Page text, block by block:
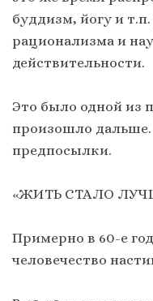
буддизм, йогу и
рационализма и
действительности.
Это было одной из
произошло
предпосылки.
«ЖИТЬ СТАЛО
Примерно в 60-е
человечество